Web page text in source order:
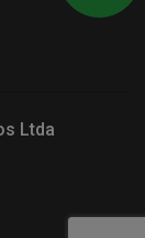
Ltda